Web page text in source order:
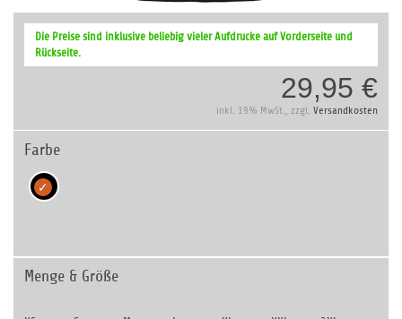
Anfang
Bildergalerie
Die Preise sind inklusive beliebig vieler Aufdrucke auf Vorderseite und
Rückseite.
29,95 €
inkl. 19% MwSt., zzgl. Versandkosten
Farbe
Menge & Größe